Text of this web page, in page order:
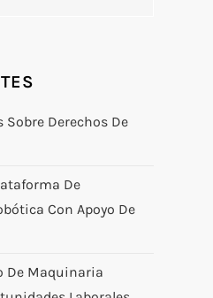
Derechos De
De
Con Apoyo De
De Maquinaria